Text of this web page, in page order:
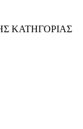
ΚΑΤΗΓΟΡΙΑΣ